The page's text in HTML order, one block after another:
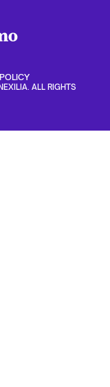
ALL RIGHTS